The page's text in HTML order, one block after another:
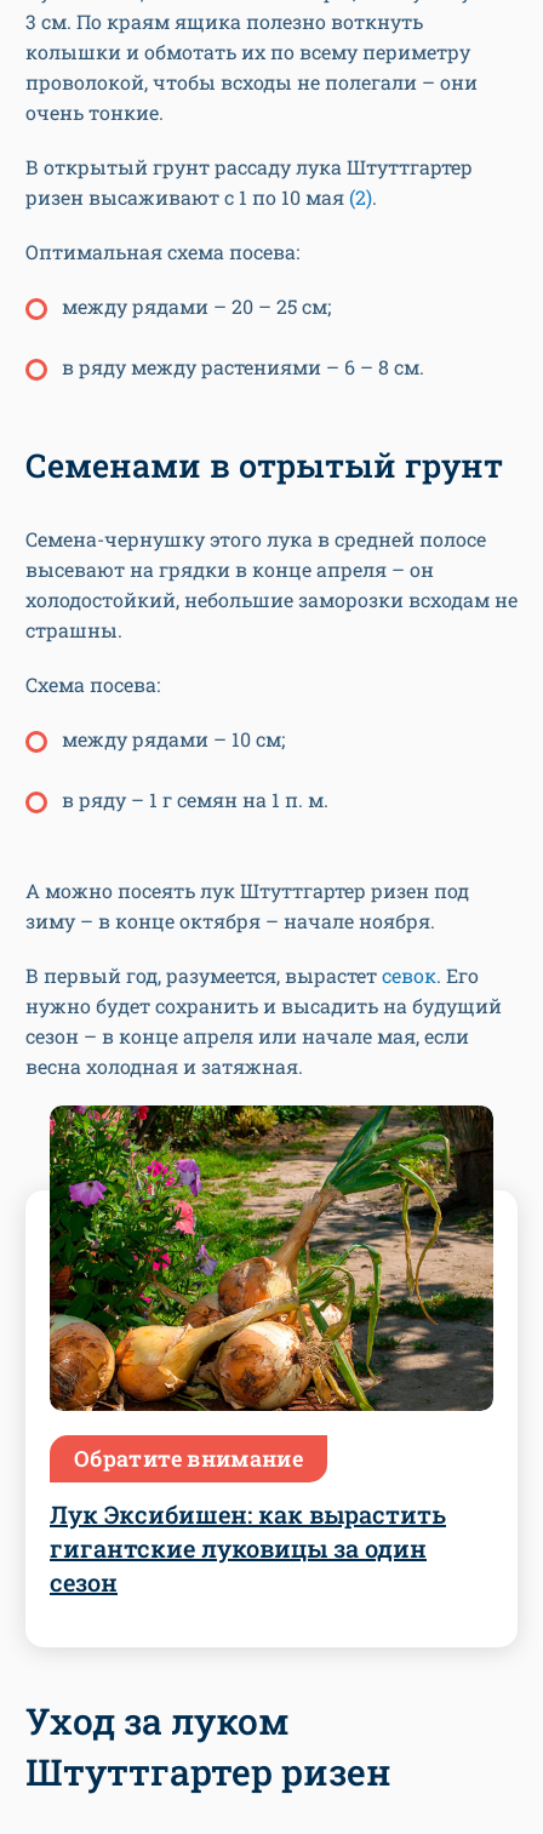
3 см. По краям ящика полезно воткнуть
колышки и обмотать их по всему периметру
проволокой, чтобы всходы не полегали – они
очень тонкие.
В открытый грунт рассаду лука Штуттгартер
ризен высаживают с 1 по 10 мая (2).
Оптимальная схема посева:
между рядами – 20 – 25 см;
в ряду между растениями – 6 – 8 см.
Семенами в отрытый грунт
Семена-чернушку этого лука в средней полосе
высевают на грядки в конце апреля – он
холодостойкий, небольшие заморозки всходам не
страшны.
Схема посева:
между рядами – 10 см;
в ряду – 1 г семян на 1 п. м.
А можно посеять лук Штуттгартер ризен под
зиму – в конце октября – начале ноября.
В первый год, разумеется, вырастетсевок. Его
нужно будет сохранить и высадить на будущий
сезон – в конце апреля или начале мая, если
весна холодная и затяжная.
Обратите внимание
Лук Эксибишен: как вырастить
гигантские луковицы за один
сезон
Уход за луком
Штуттгартер ризен